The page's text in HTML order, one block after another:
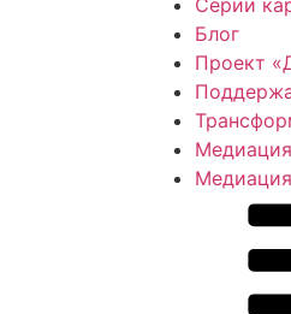
Серии
Блог
Проект